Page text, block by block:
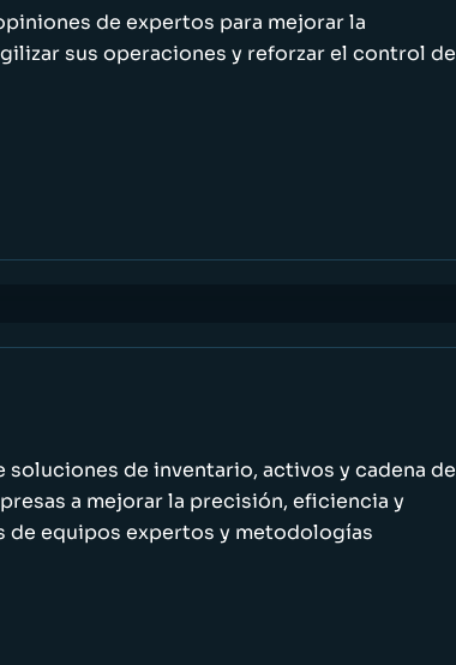
de expertos para mejorar la
sus operaciones y reforzar el control de
de inventario, activos y cadena de
a mejorar la precisión, eficiencia y
de equipos expertos y metodologías